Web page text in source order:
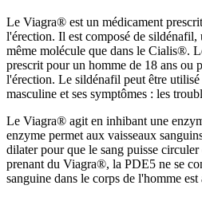
Le Viagra® est un médicament
l'érection. Il est composé de
même molécule que dans le Cialis®.
prescrit pour un homme de 18 ans ou
l'érection. Le sildénafil peut être
masculine et ses symptômes : les
Le Viagra® agit en inhibant une
enzyme permet aux vaisseaux
dilater pour que le sang puisse
prenant du Viagra®, la PDE5 ne se
sanguine dans le corps de l'homme